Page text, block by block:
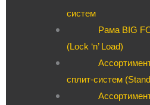
систем
Рама BIG
(Lock ‘n’ Load)
сплит-систем